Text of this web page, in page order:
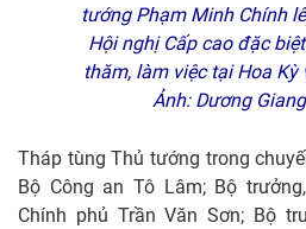
tướng Phạm Minh Chính
Hội nghị Cấp cao đặc biệt
thăm, làm việc tại Hoa Kỳ
Ảnh: Dương
Tháp tùng Thủ tướng trong
Bộ Công an Tô Lâm; Bộ
Chính phủ Trần Văn Sơn; Bộ